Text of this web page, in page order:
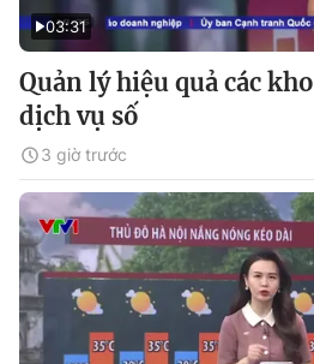
03:31
Quản lý hiệu quả các
dịch vụ số
3 giờ trước